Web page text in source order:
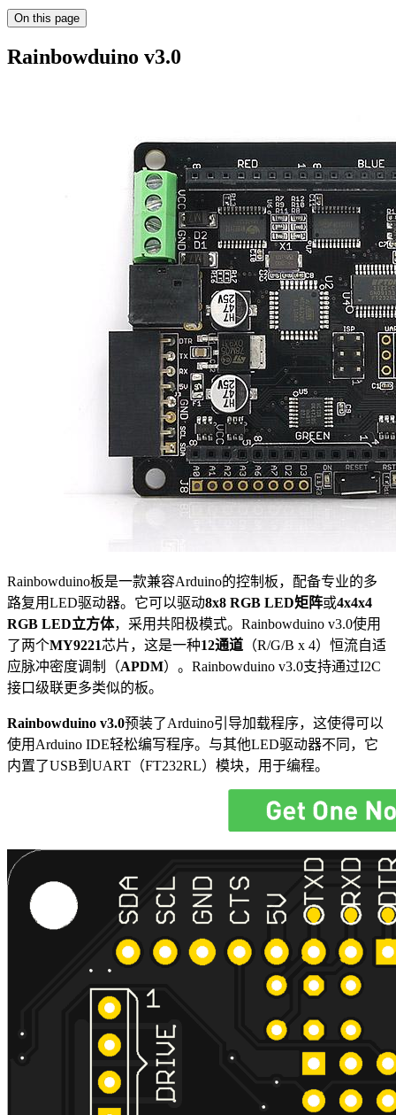
On this page
Rainbowduino v3.0
Rainbowduino板是一款兼容Arduino的控制板，配备专业的多
路复用LED驱动器。它可以驱动8x8 RGB LED矩阵或4x4x4
RGB LED立方体，采用共阳极模式。Rainbowduino v3.0使用
了两个MY9221芯片，这是一种12通道 （R/G/B x 4）恒流自适
应脉冲密度调制（APDM）。Rainbowduino v3.0支持通过I2C
接口级联更多类似的板。
Rainbowduino v3.0预装了Arduino引导加载程序，这使得可以
使用Arduino IDE轻松编写程序。与其他LED驱动器不同，它
内置了USB到UART（FT232RL）模块，用于编程。